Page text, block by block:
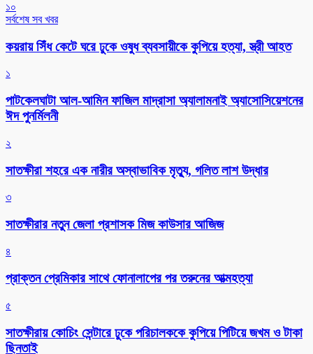
১০
সর্বশেষ সব খবর
কয়রায় সিঁধ কেটে ঘরে ঢুকে ওষুধ ব্যবসায়ীকে কুপিয়ে হত্যা, স্ত্রী আহত
১
পাটকেলঘাটা আল-আমিন ফাজিল মাদ্রাসা অ্যালামনাই অ্যাসোসিয়েশনের
ঈদ পুনর্মিলনী
২
সাতক্ষীরা শহরে এক নারীর অস্বাভাবিক মৃত্যু, গলিত লাশ উদ্ধার
৩
সাতক্ষীরার নতুন জেলা প্রশাসক মিজ কাউসার আজিজ
৪
প্রাক্তন প্রেমিকার সাথে ফোনালাপের পর তরুনের আত্মহত্যা
৫
সাতক্ষীরায় কোচিং সেন্টারে ঢুকে পরিচালককে কুপিয়ে পিটিয়ে জখম ও টাকা
ছিনতাই